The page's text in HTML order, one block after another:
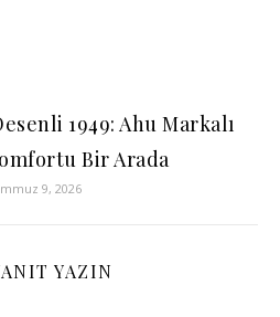
1949: Ahu Markalı
Bir Arada
9, 2026
YAZIN